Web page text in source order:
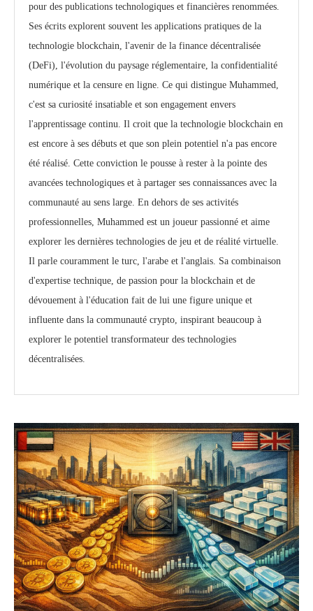
pour des publications technologiques et financières renommées.
Ses écrits explorent souvent les applications pratiques de la
technologie blockchain, l'avenir de la finance décentralisée
(DeFi), l'évolution du paysage réglementaire, la confidentialité
numérique et la censure en ligne. Ce qui distingue Muhammed,
c'est sa curiosité insatiable et son engagement envers
l'apprentissage continu. Il croit que la technologie blockchain en
est encore à ses débuts et que son plein potentiel n'a pas encore
été réalisé. Cette conviction le pousse à rester à la pointe des
avancées technologiques et à partager ses connaissances avec la
communauté au sens large. En dehors de ses activités
professionnelles, Muhammed est un joueur passionné et aime
explorer les dernières technologies de jeu et de réalité virtuelle.
Il parle couramment le turc, l'arabe et l'anglais. Sa combinaison
d'expertise technique, de passion pour la blockchain et de
dévouement à l'éducation fait de lui une figure unique et
influente dans la communauté crypto, inspirant beaucoup à
explorer le potentiel transformateur des technologies
décentralisées.